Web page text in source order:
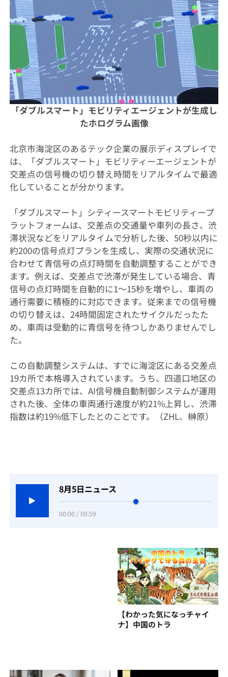
「ダブルスマート」モビリティエージェントが生成し
たホログラム画像
北京市海淀区のあるテック企業の展示ディスプレイで
は、「ダブルスマート」モビリティーエージェントが
交差点の信号機の切り替え時間をリアルタイムで最適
化していることが分かります。
「ダブルスマート」シティースマートモビリティープ
ラットフォームは、交差点の交通量や車列の長さ、渋
滞状況などをリアルタイムで分析した後、50秒以内に
約200の信号点灯プランを生成し、実際の交通状況に
合わせて青信号の点灯時間を自動調整することができ
ます。例えば、交差点で渋滞が発生している場合、青
信号の点灯時間を自動的に1〜15秒を増やし、車両の
通行需要に積極的に対応できます。従来までの信号機
の切り替えは、24時間固定されたサイクルだったた
め、車両は受動的に青信号を待つしかありませんでし
た。
この自動調整システムは、すでに海淀区にある交差点
19カ所で本格導入されています。うち、四道口地区の
交差点13カ所では、AI信号機自動制御システムが運用
された後、全体の車両通行速度が約21%上昇し、渋滞
指数は約19%低下したとのことです。（ZHL、榊原）
8月5日ニュース
00:00 / 09:59
【わかった気になっチャイ
ナ】中国のトラ